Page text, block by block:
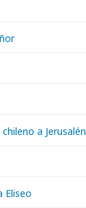
a Jerusalén
Eliseo